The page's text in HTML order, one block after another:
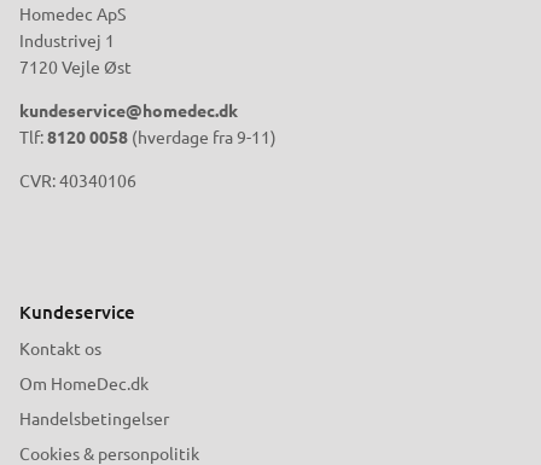
Homedec ApS
Industrivej 1
7120 Vejle Øst
kundeservice@homedec.dk
Tlf:8120 0058 (hverdage fra 9-11)
CVR: 40340106
Kundeservice
Kontakt os
Om HomeDec.dk
Handelsbetingelser
Cookies & personpolitik